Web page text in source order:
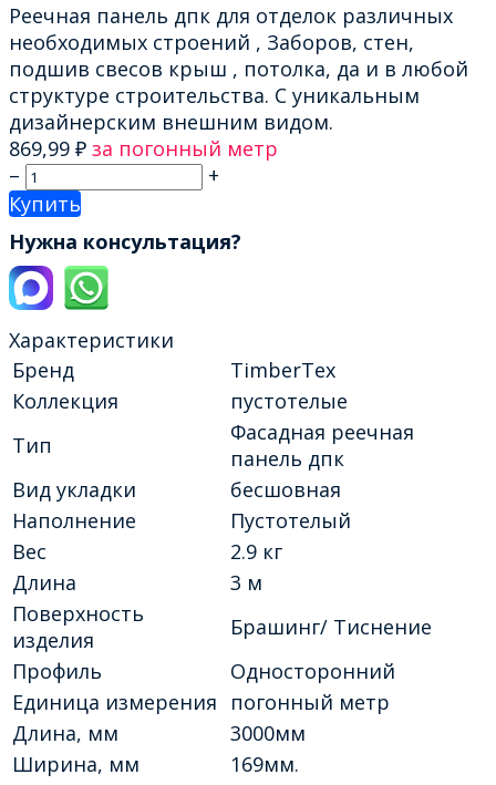
Реечная панель дпк для отделок различных
необходимых строений , Заборов, стен,
подшив свесов крыш , потолка, да и в любой
структуре строительства. С уникальным
дизайнерским внешним видом.
869,99 ₽ за погонный метр
–
+
Купить
Нужна консультация?
Характеристики
Бренд
TimberTex
Коллекция
пустотелые
Тип
Фасадная реечная
панель дпк
Вид укладки
бесшовная
Наполнение
Пустотелый
Вес
2.9 кг
Длина
3 м
Поверхность
изделия
Брашинг/ Тиснение
Профиль
Односторонний
Единица измерения
погонный метр
Длина, мм
3000мм
Ширина, мм
169мм.